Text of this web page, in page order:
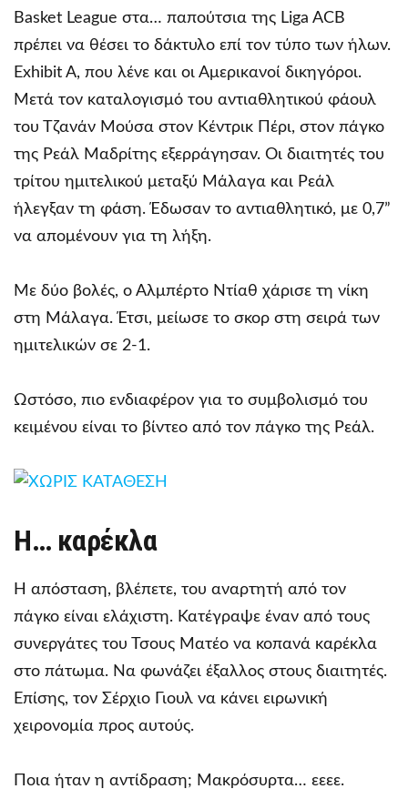
Basket League στα… παπούτσια της Liga ACB
πρέπει να θέσει το δάκτυλο επί τον τύπο των ήλων.
Exhibit A, που λένε και οι Αμερικανοί δικηγόροι.
Μετά τον καταλογισμό του αντιαθλητικού φάουλ
του Τζανάν Μούσα στον Κέντρικ Πέρι, στον πάγκο
της Ρεάλ Μαδρίτης εξερράγησαν. Οι διαιτητές του
τρίτου ημιτελικού μεταξύ Μάλαγα και Ρεάλ
ήλεγξαν τη φάση. Έδωσαν το αντιαθλητικό, με 0,7”
να απομένουν για τη λήξη.
Με δύο βολές, ο Αλμπέρτο Ντίαθ χάρισε τη νίκη
στη Μάλαγα. Έτσι, μείωσε το σκορ στη σειρά των
ημιτελικών σε 2-1.
Ωστόσο, πιο ενδιαφέρον για το συμβολισμό του
κειμένου είναι το βίντεο από τον πάγκο της Ρεάλ.
Η… καρέκλα
Η απόσταση, βλέπετε, του αναρτητή από τον
πάγκο είναι ελάχιστη. Κατέγραψε έναν από τους
συνεργάτες του Τσους Ματέο να κοπανά καρέκλα
στο πάτωμα. Να φωνάζει έξαλλος στους διαιτητές.
Επίσης, τον Σέρχιο Γιουλ να κάνει ειρωνική
χειρονομία προς αυτούς.
Ποια ήταν η αντίδραση; Μακρόσυρτα… εεεε.